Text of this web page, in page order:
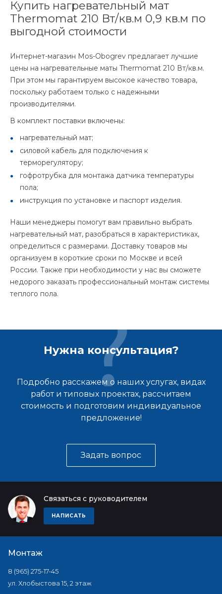
Купить нагревательный мат
Thermomat 210 Вт/кв.м 0,9 кв.м по
выгодной стоимости
Интернет-магазин Mos-Obogrev предлагает лучшие
цены на нагревательные маты Thermomat 210 Вт/кв.м.
При этом мы гарантируем высокое качество товара,
поскольку работаем только с надежными
производителями.
В комплект поставки включены:
нагревательный мат;
силовой кабель для подключения к
терморегулятору;
гофротрубка для монтажа датчика температуры
пола;
инструкция по установке и паспорт изделия.
Наши менеджеры помогут вам правильно выбрать
нагревательный мат, разобраться в характеристиках,
определиться с размерами. Доставку товаров мы
организуем в короткие сроки по Москве и всей
России. Также при необходимости у нас вы сможете
недорого заказать профессиональный монтаж системы
теплого пола.
Нужна консультация?
Подробно расскажем о наших услугах, видах
работ и типовых проектах, рассчитаем
стоимость и подготовим индивидуальное
предложение!
Задать вопрос
Связаться с руководителем
НАПИСАТЬ
Монтаж
8 (965) 275-17-45
ул. Хлобыстова 15, 2 этаж